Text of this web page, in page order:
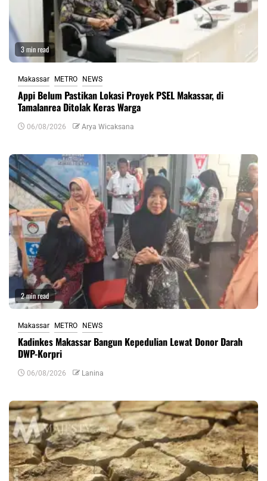
3 min read
Makassar METRO NEWS
Appi Belum Pastikan Lokasi Proyek PSEL Makassar, di
Tamalanrea Ditolak Keras Warga
06/08/2026 Arya Wicaksana
2 min read
Makassar METRO NEWS
Kadinkes Makassar Bangun Kepedulian Lewat Donor Darah
DWP-Korpri
06/08/2026 Lanina